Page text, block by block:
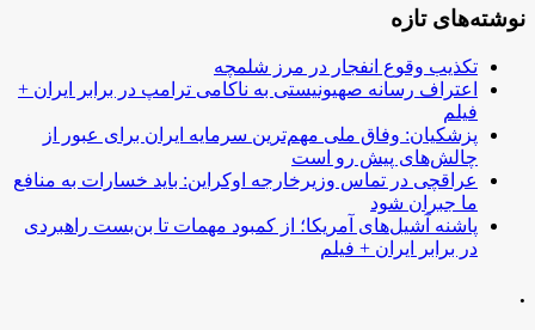
نوشته‌های تازه
تکذیب وقوع انفجار در مرز شلمچه
اعتراف رسانه صهیونیستی به ناکامی ترامپ در برابر ایران +
فیلم
پزشکیان: وفاق ملی مهم‌ترین سرمایه ایران برای عبور از
چالش‌های پیش رو است
عراقچی در تماس وزیرخارجه اوکراین: باید خسارات به منافع
ما جبران شود
پاشنه آشیل‌های آمریکا؛ از کمبود مهمات تا بن‌بست راهبردی
در برابر ایران + فیلم
.